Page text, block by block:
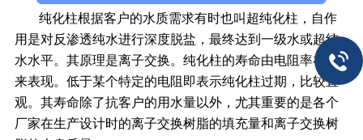
纯化柱根据客户的水质需求有时也叫超纯化柱，自作
用是对反渗透纯水进行深度脱盐，最终达到一级水或超纯
水水平。其原理是离子交换。纯化柱的寿命由电阻率在线
来表现。低于某个特定的电阻即表示纯化柱过期，比较直
观。其寿命除了抗客户的用水量以外，尤其重要的是各个
厂家在生产设计时的离子交换树脂的填充量和离子交换树